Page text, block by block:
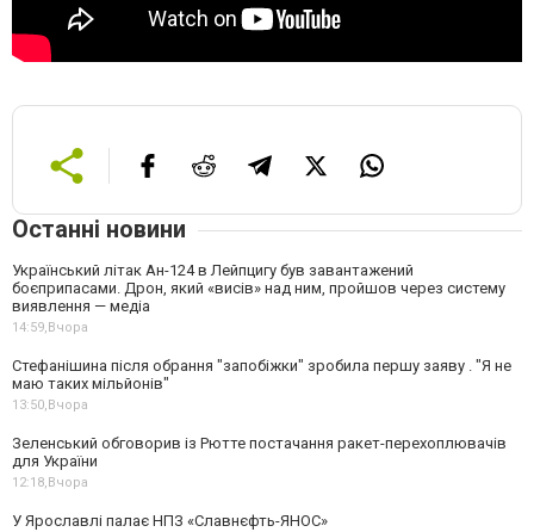
Останні новини
Український літак Ан-124 в Лейпцигу був завантажений
боєприпасами. Дрон, який «висів» над ним, пройшов через систему
виявлення — медіа
14:59,Вчора
Стефанішина після обрання "запобіжки" зробила першу заяву . "Я не
маю таких мільйонів"
13:50,Вчора
Зеленський обговорив із Рютте постачання ракет-перехоплювачів
для України
12:18,Вчора
У Ярославлі палає НПЗ «Славнєфть-ЯНОС»